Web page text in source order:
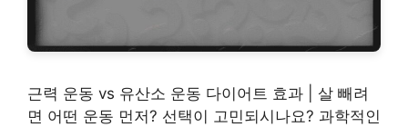
근력 운동 vs 유산소 운동 다이어트 효과 | 살 빼려
면 어떤 운동 먼저? 선택이 고민되시나요? 과학적인